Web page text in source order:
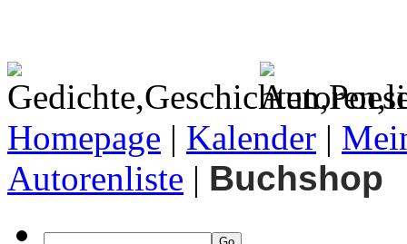
Homepage | Kalender |
Autorenliste | Buchshop